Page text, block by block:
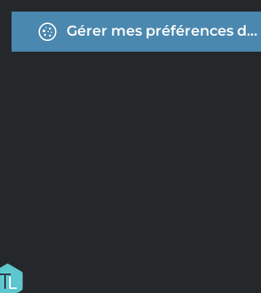
Gérer mes préférences de